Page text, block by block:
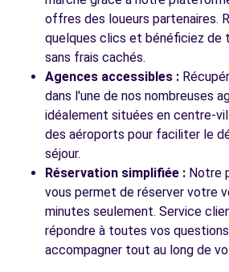
offres des loueurs partenaires.
quelques clics et bénéficiez de
sans frais cachés.
Agences accessibles :
dans l'une de nos nombreuses
idéalement situées en centre-
des aéroports pour faciliter le
séjour.
Réservation simplifiée : Notre
vous permet de réserver votre
minutes seulement. Service
répondre à toutes vos
accompagner tout au long de